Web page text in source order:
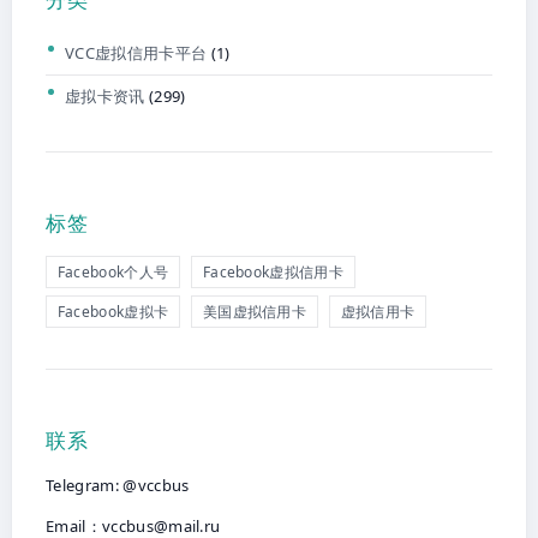
VCC虚拟信用卡平台 (1)
虚拟卡资讯 (299)
标签
Facebook个人号
Facebook虚拟信用卡
Facebook虚拟卡
美国虚拟信用卡 虚拟信用卡
联系
Telegram: @vccbus
Email： vccbus@mail.ru